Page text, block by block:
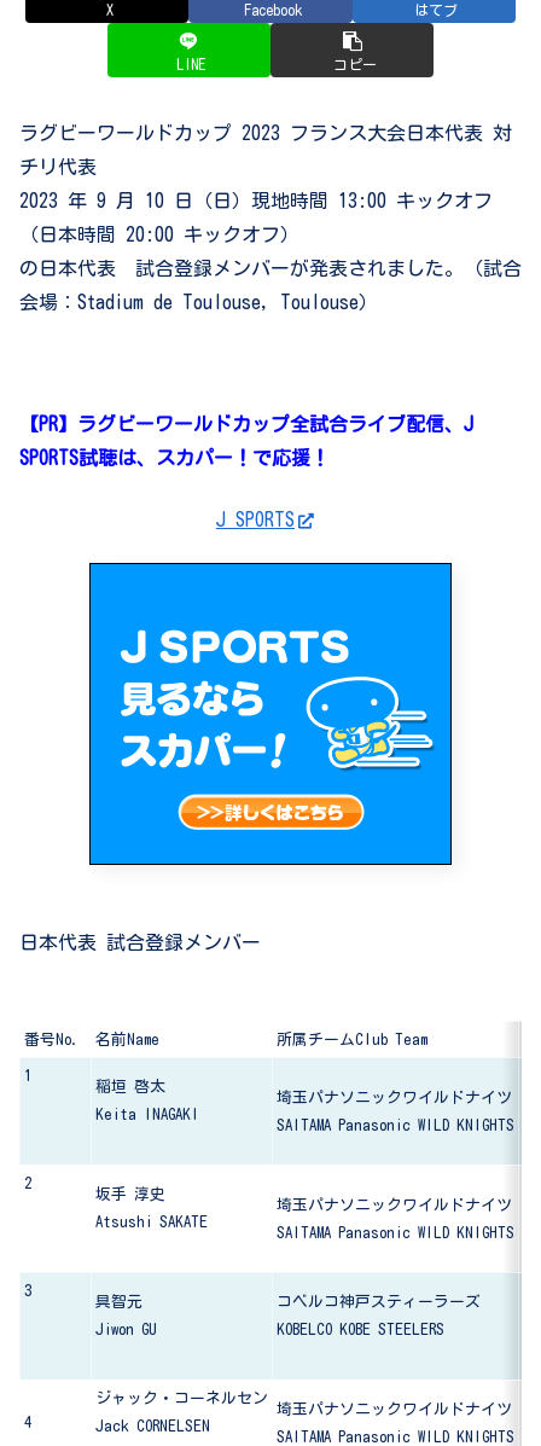
X Facebook はてブ
LINE コピー
ラグビーワールドカップ 2023 フランス大会日本代表 対
チリ代表
2023 年 9 月 10 日（日）現地時間 13:00 キックオフ
（日本時間 20:00 キックオフ）
の日本代表 試合登録メンバーが発表されました。（試合
会場：Stadium de Toulouse, Toulouse）
【PR】ラグビーワールドカップ全試合ライブ配信、J
SPORTS試聴は、スカパー！で応援！
J SPORTS
日本代表 試合登録メンバー
番号No. 名前Name 所属チームClub Team
1
稲垣 啓太
Keita INAGAKI
埼玉パナソニックワイルドナイツ
SAITAMA Panasonic WILD KNIGHTS
2
坂手 淳史
Atsushi SAKATE
埼玉パナソニックワイルドナイツ
SAITAMA Panasonic WILD KNIGHTS
3
具智元
Jiwon GU
コベルコ神戸スティーラーズ
KOBELCO KOBE STEELERS
4
ジャック・コーネルセン
Jack CORNELSEN
埼玉パナソニックワイルドナイツ
SAITAMA Panasonic WILD KNIGHTS